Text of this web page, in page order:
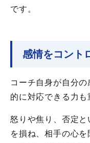
です。
感情をコント
コーチ自身が自分
的に対応できる力も
怒りや焦り、否定
を損ね、相手の心を